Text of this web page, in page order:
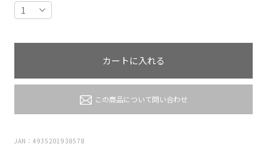
カートに入れる
この商品について問い合わせ
JAN：4935201938578